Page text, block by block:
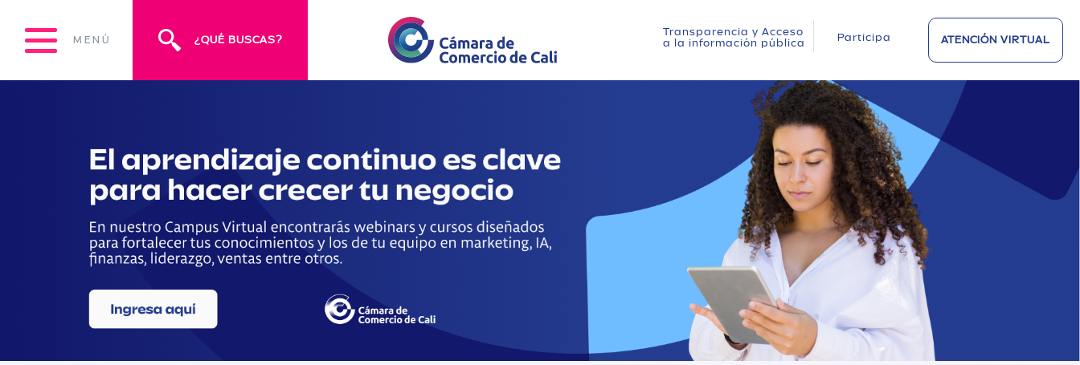
MENÚ ¿QUÉ BUSCAS?
Transparencia y Acceso
a la información pública
Participa ATENCIÓN VIRTUAL